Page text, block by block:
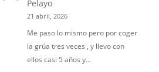
Pelayo
21 abril, 2026
Me paso lo mismo pero por coger
la grúa tres veces , y llevo con
ellos casi 5 años y…